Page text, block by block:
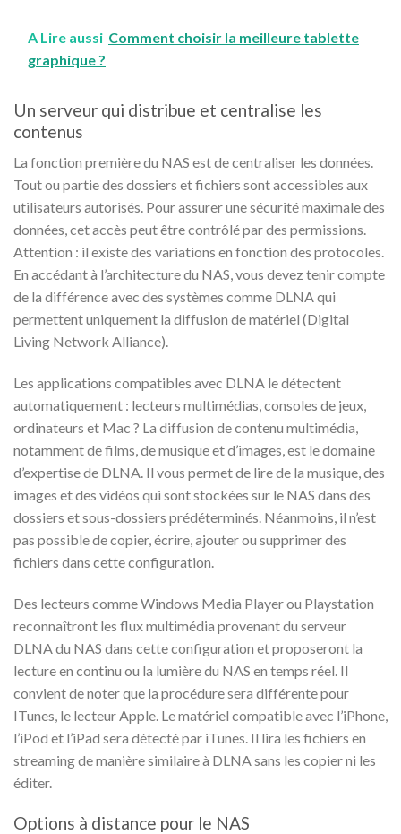
A Lire aussi Comment choisir la meilleure tablette
graphique ?
Un serveur qui distribue et centralise les
contenus
La fonction première du NAS est de centraliser les données.
Tout ou partie des dossiers et fichiers sont accessibles aux
utilisateurs autorisés. Pour assurer une sécurité maximale des
données, cet accès peut être contrôlé par des permissions.
Attention : il existe des variations en fonction des protocoles.
En accédant à l’architecture du NAS, vous devez tenir compte
de la différence avec des systèmes comme DLNA qui
permettent uniquement la diffusion de matériel (Digital
Living Network Alliance).
Les applications compatibles avec DLNA le détectent
automatiquement : lecteurs multimédias, consoles de jeux,
ordinateurs et Mac ? La diffusion de contenu multimédia,
notamment de films, de musique et d’images, est le domaine
d’expertise de DLNA. Il vous permet de lire de la musique, des
images et des vidéos qui sont stockées sur le NAS dans des
dossiers et sous-dossiers prédéterminés. Néanmoins, il n’est
pas possible de copier, écrire, ajouter ou supprimer des
fichiers dans cette configuration.
Des lecteurs comme Windows Media Player ou Playstation
reconnaîtront les flux multimédia provenant du serveur
DLNA du NAS dans cette configuration et proposeront la
lecture en continu ou la lumière du NAS en temps réel. Il
convient de noter que la procédure sera différente pour
ITunes, le lecteur Apple. Le matériel compatible avec l’iPhone,
l’iPod et l’iPad sera détecté par iTunes. Il lira les fichiers en
streaming de manière similaire à DLNA sans les copier ni les
éditer.
Options à distance pour le NAS